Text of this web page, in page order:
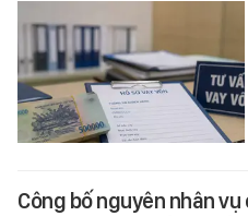
Công bố nguyên nhân